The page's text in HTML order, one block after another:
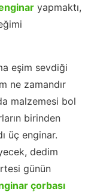
yapmaktı,
eşim sevdiği
ne zamandır
malzemesi bol
birinden
üç enginar.
dedim
günün
çorbası